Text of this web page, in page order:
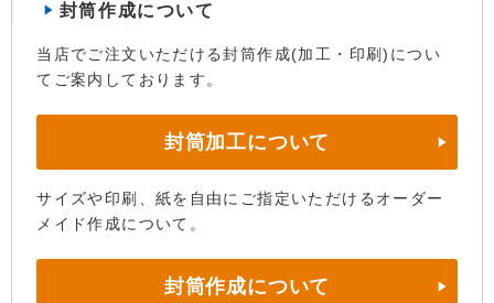
封筒作成について
当店でご注文いただける封筒作成(加工・印刷)につい
てご案内しております。
封筒加工について
サイズや印刷、紙を自由にご指定いただけるオーダー
メイド作成について。
封筒作成について